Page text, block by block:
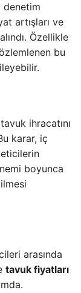
denetim
artışları ve
Özellikle
bu
ihracatını
karar, iç
boyunca
arasında
tavuk fiyatları